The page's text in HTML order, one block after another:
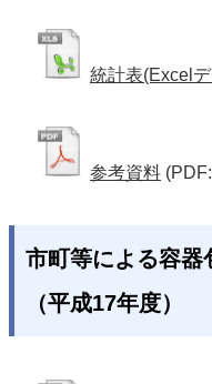
統計表(Excel
参考資料
市町等による容器
（平成17年度）